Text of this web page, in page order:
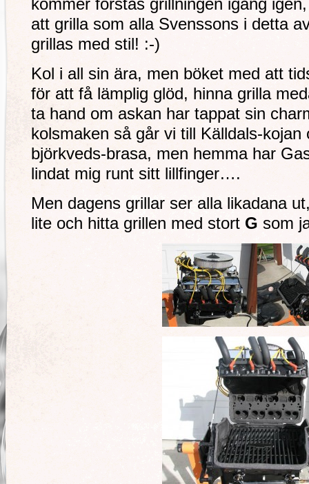
kommer förstås grillningen igång
att grilla som alla Svenssons i detta
grillas med stil! :-)
Kol i all sin ära, men böket med att
för att få lämplig glöd, hinna grilla
ta hand om askan har tappat sin
kolsmaken så går vi till Källdals-kojan
björkveds-brasa, men hemma har
lindat mig runt sitt lillfinger….
Men dagens grillar ser alla likadana
lite och hitta grillen med stort G som